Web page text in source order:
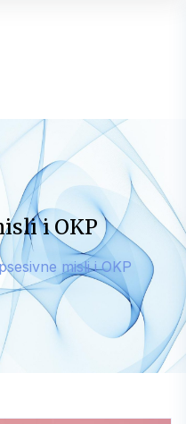
i OKP
misli i OKP